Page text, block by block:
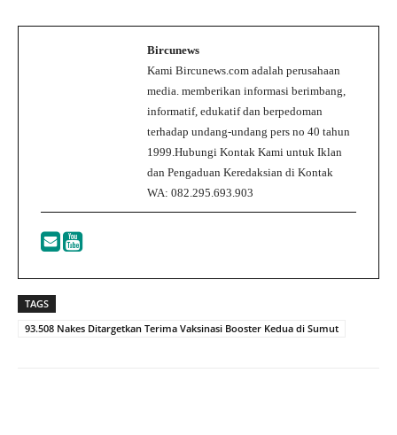
Bircunews
Kami Bircunews.com adalah perusahaan
media. memberikan informasi berimbang,
informatif, edukatif dan berpedoman
terhadap undang-undang pers no 40 tahun
1999.Hubungi Kontak Kami untuk Iklan
dan Pengaduan Keredaksian di Kontak
WA: 082.295.693.903
TAGS
93.508 Nakes Ditargetkan Terima Vaksinasi Booster Kedua di Sumut